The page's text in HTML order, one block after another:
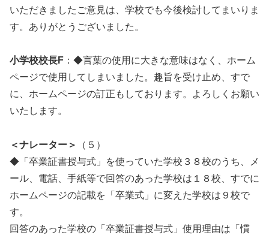
いただきましたご意見は、学校でも今後検討してまいりま
す。ありがとうございました。
小学校校長F ：◆言葉の使用に大きな意味はなく、ホーム
ページで使用してしまいました。趣旨を受け止め、すで
に、ホームページの訂正もしております。よろしくお願い
いたします。
＜ナレーター＞
（５）
◆「卒業証書授与式」を使っていた学校３８校のうち、メ
ール、電話、手紙等で回答のあった学校は１８校、すでに
ホームページの記載を「卒業式」に変えた学校は９校で
す。
回答のあった学校の「卒業証書授与式」使用理由は「慣